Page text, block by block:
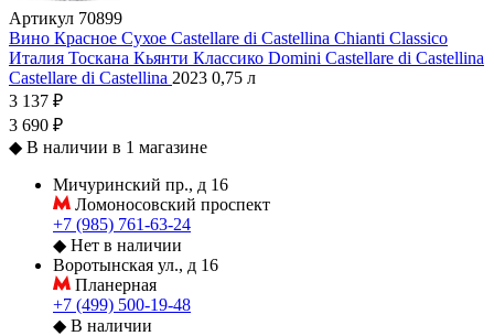
Артикул 70899
Вино Красное Сухое Castellare di Castellina Chianti Classico
Италия Тоскана Кьянти Классико Domini Castellare di Castellina
Castellare di Castellina 2023 0,75 л
3 137 ₽
3 690 ₽
◆ В наличии в 1 магазине
Мичуринский пр., д 16
Ломоносовский проспект
+7 (985) 761-63-24
◆ Нет в наличии
Воротынская ул., д 16
Планерная
+7 (499) 500-19-48
◆ В наличии